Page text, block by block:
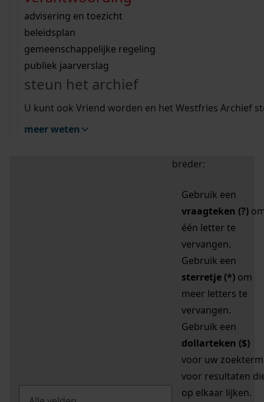
bouwvergunningen
omgevingsvergunningen
vergunningen
beeld en geluid
uitleg nodig?
Wij helpen u op weg met een aantal zoektips.
bekijk alle zoektips
Wij helpen u op weg met een aantal zoektips.
bekijk alle zoektips
bekijk ons geschiedenislokaal
advisering en toezicht
beleidsplan
gemeenschappelijke regeling
publiek jaarverslag
steun het archief
U kunt ook Vriend worden en het Westfries Archief
meer weten
zoektips
Mijn Studiezaal (inloggen)
uw zoekopdracht te
breder:
Gebruik een
vraagteken (?)
één letter te
vervangen.
Gebruik een
sterretje (*) om
meer letters te
vervangen.
Gebruik een
dollarteken ($)
voor uw zoekterm
voor resultaten
op elkaar lijken.